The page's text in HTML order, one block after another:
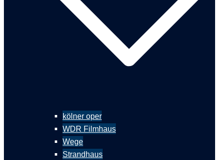
kölner oper
WDR Filmhaus
Wege
Strandhaus